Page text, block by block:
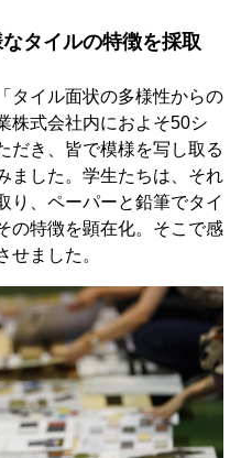
タイルの特徴を採取
タイル面状の多様性からの
株式会社内におよそ50シ
だき、皆で模様を写し取る
ました。学生たちは、それ
り、ペーパーと鉛筆でタイ
の特徴を顕在化。そこで感
せました。